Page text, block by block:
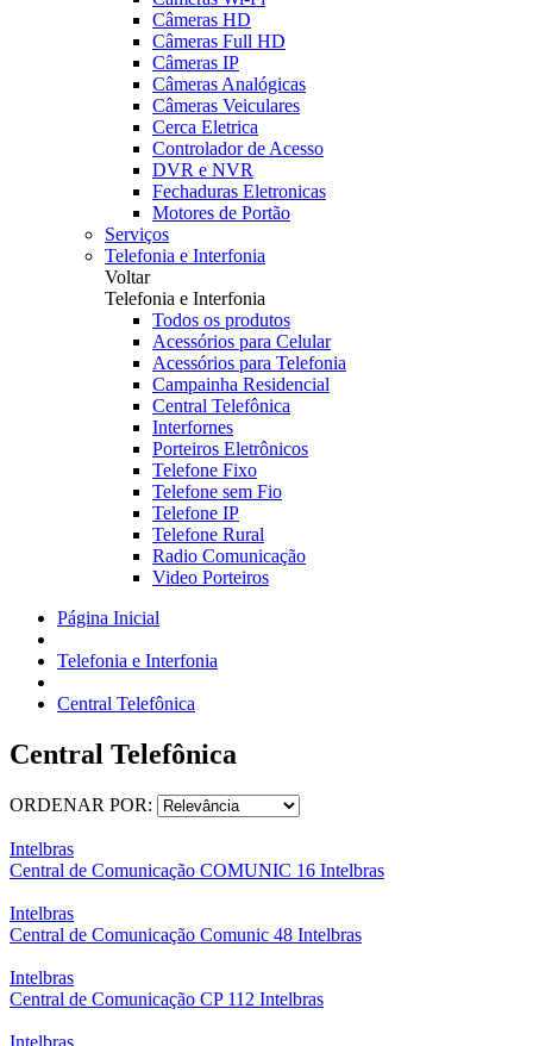
Câmeras HD
Câmeras Full HD
Câmeras IP
Câmeras Analógicas
Câmeras Veiculares
Cerca Eletrica
Controlador de Acesso
DVR e NVR
Fechaduras Eletronicas
Motores de Portão
Serviços
Telefonia e Interfonia
Voltar
Telefonia e Interfonia
Todos os produtos
Acessórios para Celular
Acessórios para Telefonia
Campainha Residencial
Central Telefônica
Interfornes
Porteiros Eletrônicos
Telefone Fixo
Telefone sem Fio
Telefone IP
Telefone Rural
Radio Comunicação
Video Porteiros
Página Inicial
Telefonia e Interfonia
Central Telefônica
Central Telefônica
ORDENAR POR:
Intelbras
Central de Comunicação COMUNIC 16 Intelbras
Intelbras
Central de Comunicação Comunic 48 Intelbras
Intelbras
Central de Comunicação CP 112 Intelbras
Intelbras